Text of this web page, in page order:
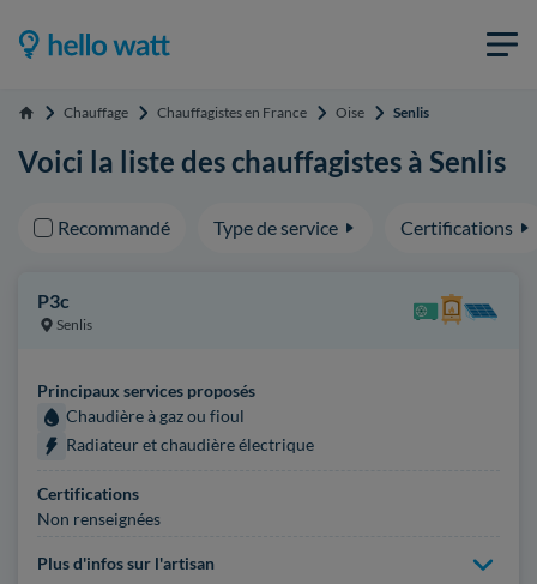
Accueil Chauffage Chauffagistes en France Oise Senlis
Voici la liste des chauffagistes à Senlis
Recommandé Type de service Certifications
P3c
Senlis
Principaux services proposés
Chaudière à gaz ou fioul
Radiateur et chaudière électrique
Certifications
Non renseignées
Plus d'infos sur l'artisan